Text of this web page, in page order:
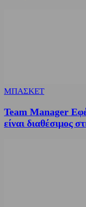
ΜΠΑΣΚΕΤ
Team Manager
είναι διαθέσιμος